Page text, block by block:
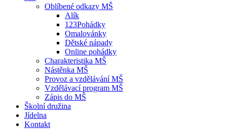
Oblíbené odkazy MŠ
Alík
123Pohádky
Omalovánky
Dětské nápady
Online pohádky
Charakteristika MŠ
Nástěnka MŠ
Provoz a vzdělávání MŠ
Vzdělávací program MŠ
Zápis do MŠ
Školní družina
Jídelna
Kontakt